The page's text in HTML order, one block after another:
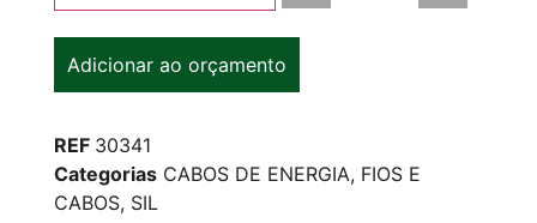
Adicionar ao orçamento
REF 30341
Categorias CABOS DE ENERGIA, FIOS E
CABOS, SIL